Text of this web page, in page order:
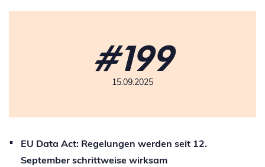
#199
15.09.2025
EU Data Act: Regelungen werden seit 12.
September schrittweise wirksam